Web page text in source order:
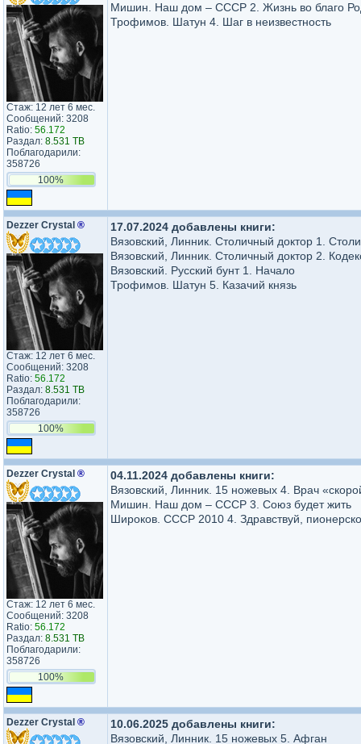
Стаж: 12 лет 6 мес.
Сообщений: 3208
Ratio: 56.172
Раздал: 8.531 TB
Поблагодарили:
358726
100%
Мишин. Наш дом – СССР 2. Жизнь во благо
Трофимов. Шатун 4. Шаг в неизвестность
Dezzer Crystal ®
Стаж: 12 лет 6 мес.
Сообщений: 3208
Ratio: 56.172
Раздал: 8.531 TB
Поблагодарили:
358726
100%
17.07.2024 добавлены книги:
Вязовский, Линник. Столичный доктор 1.
Вязовский, Линник. Столичный доктор 2.
Вязовский. Русский бунт 1. Начало
Трофимов. Шатун 5. Казачий князь
Dezzer Crystal ®
Стаж: 12 лет 6 мес.
Сообщений: 3208
Ratio: 56.172
Раздал: 8.531 TB
Поблагодарили:
358726
100%
04.11.2024 добавлены книги:
Вязовский, Линник. 15 ножевых 4. Врач
Мишин. Наш дом – СССР 3. Союз будет жить
Широков. СССР 2010 4. Здравствуй,
Dezzer Crystal ®
10.06.2025 добавлены книги:
Вязовский, Линник. 15 ножевых 5. Афган